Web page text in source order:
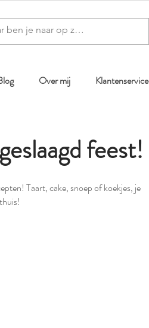
Over mij Klantenservice
feest!
Taart, cake, snoep of koekjes, je